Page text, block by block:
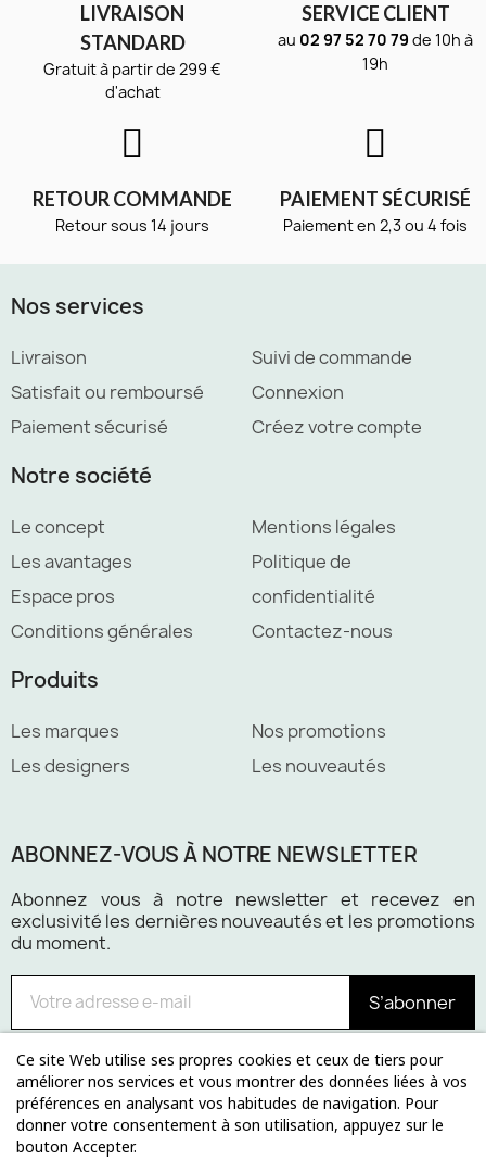
LIVRAISON
STANDARD
Gratuit à partir de 299 €
d'achat
SERVICE CLIENT
au 02 97 52 70 79 de 10h à
19h
RETOUR COMMANDE
Retour sous 14 jours
PAIEMENT SÉCURISÉ
Paiement en 2,3 ou 4 fois
Nos services
Livraison
Satisfait ou remboursé
Paiement sécurisé
Suivi de commande
Connexion
Créez votre compte
Notre société
Le concept
Les avantages
Espace pros
Conditions générales
Mentions légales
Politique de
confidentialité
Contactez-nous
Produits
Les marques
Les designers
Nos promotions
Les nouveautés
ABONNEZ-VOUS À NOTRE NEWSLETTER
Abonnez vous à notre newsletter et recevez en
exclusivité les dernières nouveautés et les promotions
du moment.
S’abonner
Paiement 100% sécurisé
Ce site Web utilise ses propres cookies et ceux de tiers pour
améliorer nos services et vous montrer des données liées à vos
préférences en analysant vos habitudes de navigation. Pour
donner votre consentement à son utilisation, appuyez sur le
bouton Accepter.